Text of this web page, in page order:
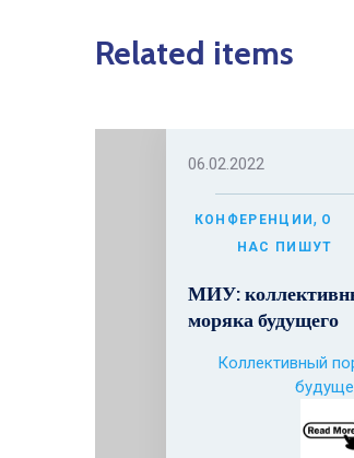
Related items
06.02.2022
КОНФЕРЕНЦИИ, О
НАС ПИШУТ
МИУ:
моряка будущего
Коллективный